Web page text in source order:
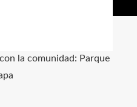
la comunidad: Parque